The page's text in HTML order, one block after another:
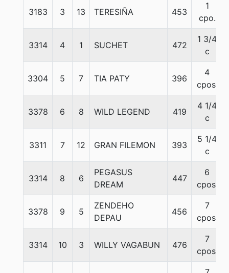
3183 3 13 TERESIÑA 453
1
cpo.
3314 4 1 SUCHET 472
1 3/4
c
3304 5 7 TIA PATY 396
4
cpos.
3378 6 8 WILD LEGEND 419
4 1/4
c
3311 7 12 GRAN FILEMON 393
5 1/4
c
3314 8 6
PEGASUS
DREAM
447
6
cpos.
3378 9 5
ZENDEHO
DEPAU
456
7
cpos.
3314 10 3 WILLY VAGABUN 476
7
cpos.